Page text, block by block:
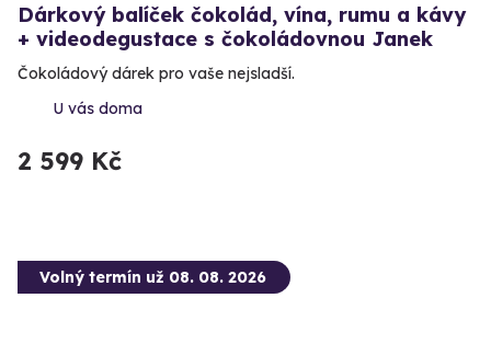
Dárkový balíček čokolád, vína, rumu a kávy
+ videodegustace s čokoládovnou Janek
Čokoládový dárek pro vaše nejsladší.
U vás doma
2 599 Kč
Volný termín už 08. 08. 2026